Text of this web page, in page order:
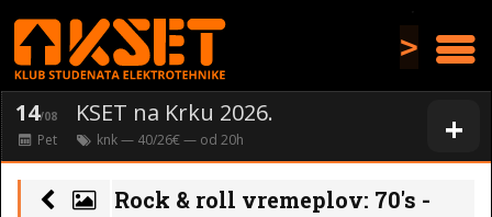
>
+
14/08 KSET na Krku 2026.
Pet knk— 40/26€ — od 20h
Rock & roll vremeplov: 70's -